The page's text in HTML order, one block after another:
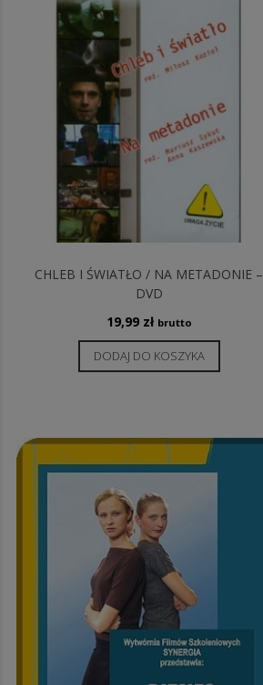
CHLEB I ŚWIATŁO / NA METADONIE –
DVD
19,99 zł brutto
DODAJ DO KOSZYKA